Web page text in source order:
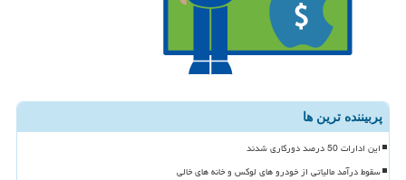
پربیننده ترین ها
این ادارات 50 درصد دورکاری شدند
سقوط درآمد مالیاتی از خودرو های لوکس و خانه های خالی